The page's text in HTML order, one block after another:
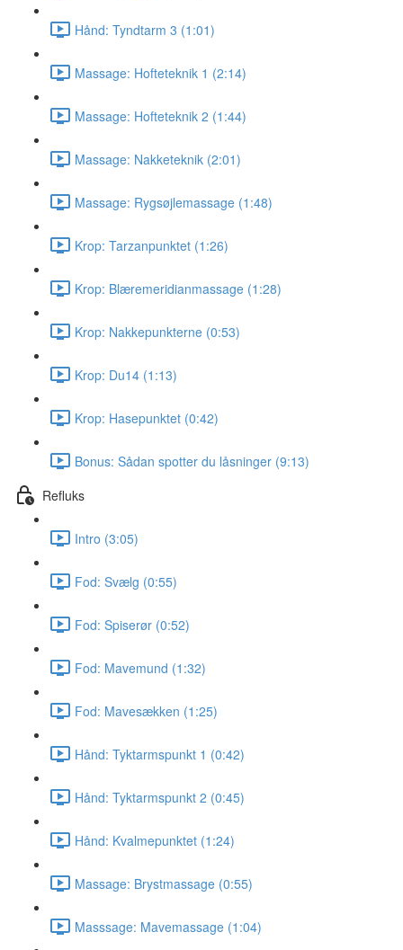
Hånd: Tyndtarm 3 (1:01)
Massage: Hofteteknik 1 (2:14)
Massage: Hofteteknik 2 (1:44)
Massage: Nakketeknik (2:01)
Massage: Rygsøjlemassage (1:48)
Krop: Tarzanpunktet (1:26)
Krop: Blæremeridianmassage (1:28)
Krop: Nakkepunkterne (0:53)
Krop: Du14 (1:13)
Krop: Hasepunktet (0:42)
Bonus: Sådan spotter du låsninger (9:13)
Refluks
Intro (3:05)
Fod: Svælg (0:55)
Fod: Spiserør (0:52)
Fod: Mavemund (1:32)
Fod: Mavesækken (1:25)
Hånd: Tyktarmspunkt 1 (0:42)
Hånd: Tyktarmspunkt 2 (0:45)
Hånd: Kvalmepunktet (1:24)
Massage: Brystmassage (0:55)
Masssage: Mavemassage (1:04)